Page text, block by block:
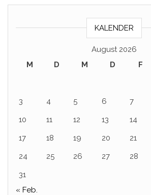
KALENDER
August 2026
M
D M D F
3
4 5 6 7
10
11 12 13 14
17
18 19 20 21
24
25 26 27 28
31
« Feb.